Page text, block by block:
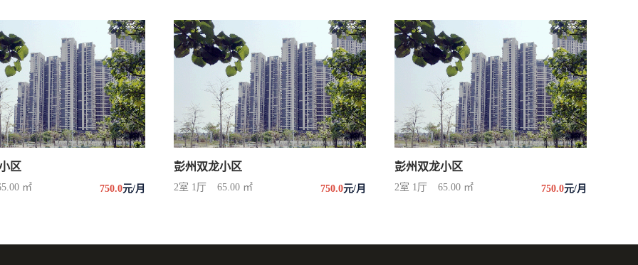
区
㎡ 750.0元/月
彭州双龙小区
2室 1厅 65.00 ㎡ 750.0元/月
彭州双龙小区
2室 1厅 65.00 ㎡ 750.0元/月